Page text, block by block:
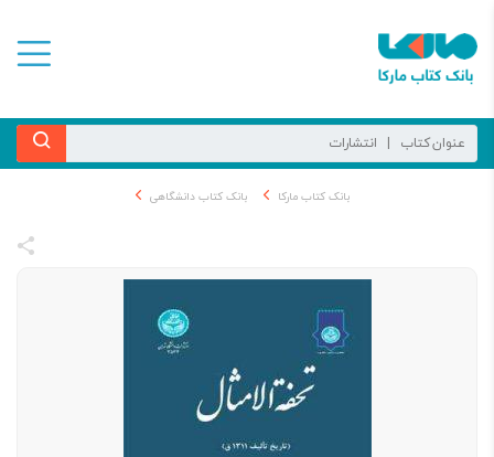
بانک کتاب مارکا بانک کتاب دانشگاهی